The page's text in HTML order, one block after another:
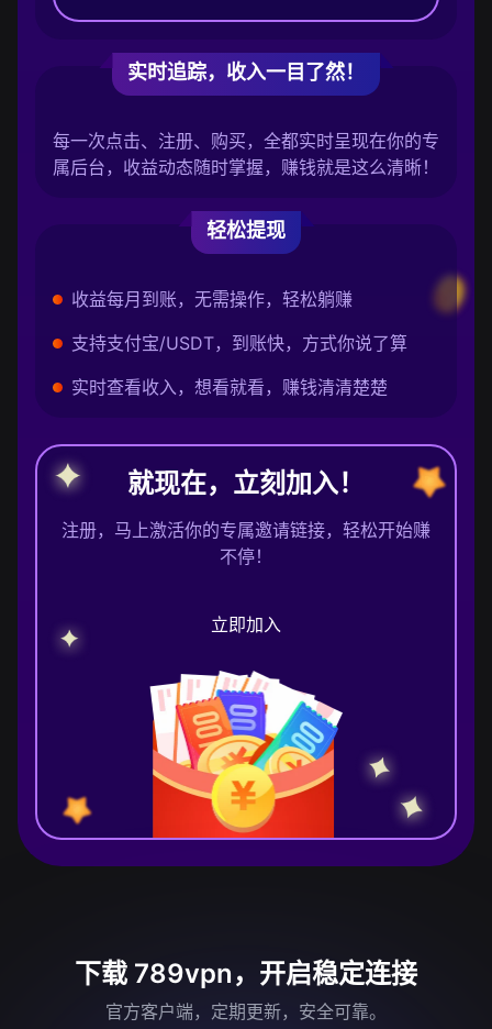
实时追踪，收入一目了然！
每一次点击、注册、购买，全都实时呈现在你的专
属后台，收益动态随时掌握，赚钱就是这么清晰！
轻松提现
收益每月到账，无需操作，轻松躺赚
支持支付宝/USDT，到账快，方式你说了算
实时查看收入，想看就看，赚钱清清楚楚
就现在，立刻加入！
注册，马上激活你的专属邀请链接，轻松开始赚
不停！
立即加入
下载 789vpn，开启稳定连接
官方客户端，定期更新，安全可靠。